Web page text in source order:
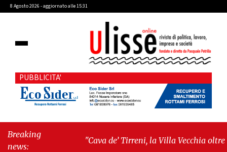
8 Agosto 2026 - aggiornato alle 15:31
PUBBLICITA'
Breaking
news:
"Cava de’ Tirreni, la Villa Vecchia oltre i